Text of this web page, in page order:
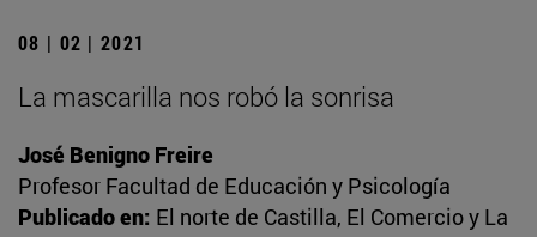
08 | 02 | 2021
La mascarilla nos robó la sonrisa
José Benigno Freire
Profesor Facultad de Educación y Psicología
Publicado en: El norte de Castilla, El Comercio y La